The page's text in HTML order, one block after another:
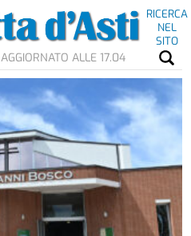
RICERCA
NEL
SITO
ALLE 17.04